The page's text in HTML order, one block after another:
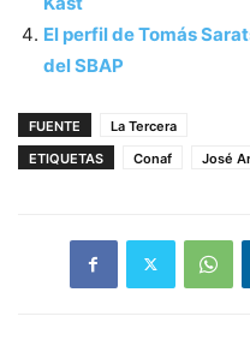
El perfil de Tomás
del SBAP
FUENTE
La Tercera
ETIQUETAS
Conaf José